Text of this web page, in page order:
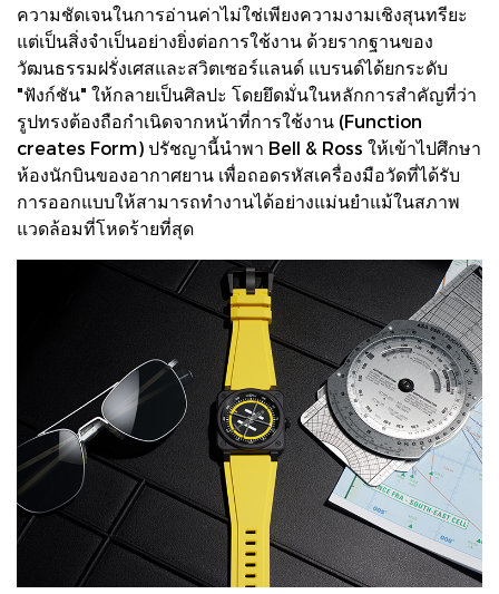
ความชัดเจนในการอ่านค่าไม่ใช่เพียงความงามเชิงสุนทรียะ
แต่เป็นสิ่งจำเป็นอย่างยิ่งต่อการใช้งาน ด้วยรากฐานของ
วัฒนธรรมฝรั่งเศสและสวิตเซอร์แลนด์ แบรนด์ได้ยกระดับ
"ฟังก์ชัน" ให้กลายเป็นศิลปะ โดยยึดมั่นในหลักการสำคัญที่ว่า
รูปทรงต้องถือกำเนิดจากหน้าที่การใช้งาน (Function
creates Form) ปรัชญานี้นำพา Bell & Ross ให้เข้าไปศึกษา
ห้องนักบินของอากาศยาน เพื่อถอดรหัสเครื่องมือวัดที่ได้รับ
การออกแบบให้สามารถทำงานได้อย่างแม่นยำแม้ในสภาพ
แวดล้อมที่โหดร้ายที่สุด